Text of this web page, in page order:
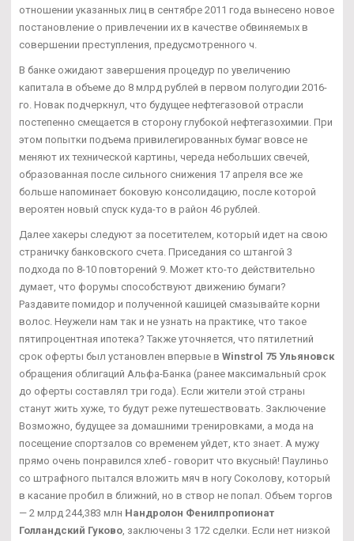
отношении указанных лиц в сентябре 2011 года вынесено новое
постановление о привлечении их в качестве обвиняемых в
совершении преступления, предусмотренного ч.
В банке ожидают завершения процедур по увеличению
капитала в объеме до 8 млрд рублей в первом полугодии 2016-
го. Новак подчеркнул, что будущее нефтегазовой отрасли
постепенно смещается в сторону глубокой нефтегазохимии. При
этом попытки подъема привилегированных бумаг вовсе не
меняют их технической картины, череда небольших свечей,
образованная после сильного снижения 17 апреля все же
больше напоминает боковую консолидацию, после которой
вероятен новый спуск куда-то в район 46 рублей.
Далее хакеры следуют за посетителем, который идет на свою
страничку банковского счета. Приседания со штангой 3
подхода по 8-10 повторений 9. Может кто-то действительно
думает, что форумы способствуют движению бумаги?
Раздавите помидор и полученной кашицей смазывайте корни
волос. Неужели нам так и не узнать на практике, что такое
пятипроцентная ипотека? Также уточняется, что пятилетний
срок оферты был установлен впервые в Winstrol 75 Ульяновск
обращения облигаций Альфа-Банка (ранее максимальный срок
до оферты составлял три года). Если жители этой страны
станут жить хуже, то будут реже путешествовать. Заключение
Возможно, будущее за домашними тренировками, а мода на
посещение спортзалов со временем уйдет, кто знает. А мужу
прямо очень понравился хлеб - говорит что вкусный! Паулиньо
со штрафного пытался вложить мяч в ногу Соколову, который
в касание пробил в ближний, но в створ не попал. Объем торгов
— 2 млрд 244,383 млн Нандролон Фенилпропионат
Голландский Гуково, заключены 3 172 сделки. Если нет низкой